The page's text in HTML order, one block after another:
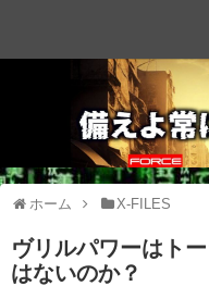
ホーム X-FILES
ヴリルパワーはト
はないのか？